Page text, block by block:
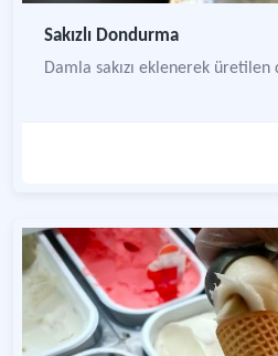
Sakızlı Dondurma
Damla sakızı eklenerek